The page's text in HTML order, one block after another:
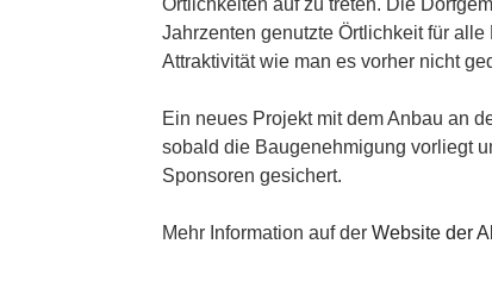
Örtlichkeiten auf zu treten. Die
Jahrzenten genutzte Örtlichkeit für
Attraktivität wie man es vorher nicht
Ein neues Projekt mit dem Anbau an
sobald die Baugenehmigung vorliegt
Sponsoren gesichert.
Mehr Information auf derWebsite der